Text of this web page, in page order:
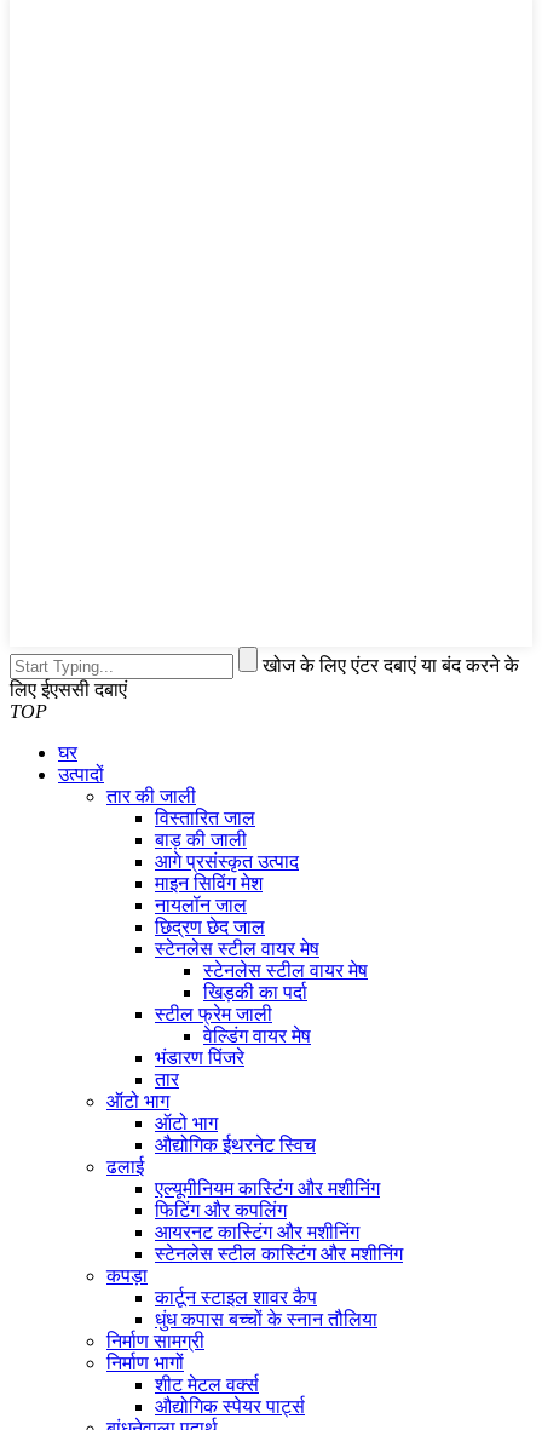
खोज के लिए एंटर दबाएं या बंद करने के
लिए ईएससी दबाएं
TOP
घर
उत्पादों
तार की जाली
विस्तारित जाल
बाड़ की जाली
आगे प्रसंस्कृत उत्पाद
माइन सिविंग मेश
नायलॉन जाल
छिद्रण छेद जाल
स्टेनलेस स्टील वायर मेष
स्टेनलेस स्टील वायर मेष
खिड़की का पर्दा
स्टील फ्रेम जाली
वेल्डिंग वायर मेष
भंडारण पिंजरे
तार
ऑटो भाग
ऑटो भाग
औद्योगिक ईथरनेट स्विच
ढलाई
एल्यूमीनियम कास्टिंग और मशीनिंग
फिटिंग और कपलिंग
आयरनट कास्टिंग और मशीनिंग
स्टेनलेस स्टील कास्टिंग और मशीनिंग
कपड़ा
कार्टून स्टाइल शावर कैप
धुंध कपास बच्चों के स्नान तौलिया
निर्माण सामग्री
निर्माण भागों
शीट मेटल वर्क्स
औद्योगिक स्पेयर पार्ट्स